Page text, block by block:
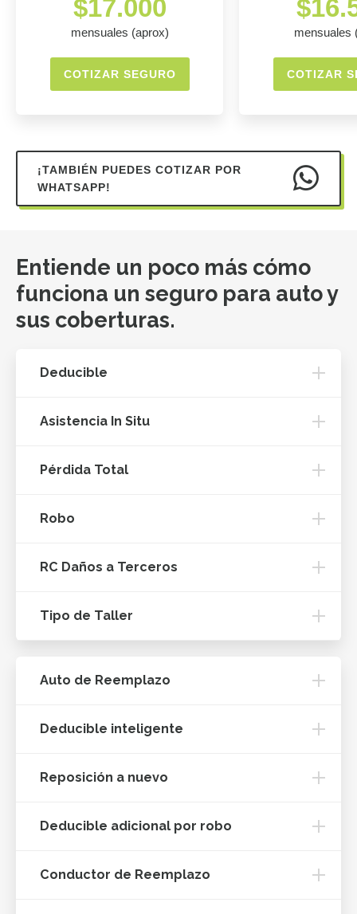
$17.000
mensuales (aprox)
COTIZAR SEGURO
mensuales
COTIZAR
¡TAMBIÉN PUEDES COTIZAR POR
WHATSAPP!
Entiende un poco más cómo
funciona un seguro para auto y
sus coberturas.
Deducible
Asistencia In Situ
Pérdida Total
Robo
RC Daños a Terceros
Tipo de Taller
Auto de Reemplazo
Deducible inteligente
Reposición a nuevo
Deducible adicional por robo
Conductor de Reemplazo